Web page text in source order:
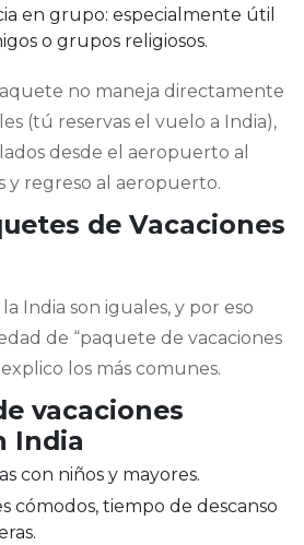
en grupo: especialmente útil
o grupos religiosos.
no maneja directamente
(tú reservas el vuelo a India),
desde el aeropuerto al
y regreso al aeropuerto.
de Vacaciones
India son iguales, y por eso
de “paquete de vacaciones
los más comunes.
vacaciones
India
con niños y mayores.
cómodos, tiempo de descanso